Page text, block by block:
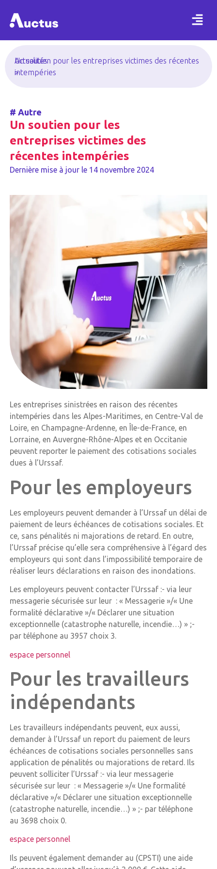
Actualités
>
Un soutien pour les entreprises victimes des récentes
intempéries
# Autre
Un soutien pour les
entreprises victimes des
récentes intempéries
Dernière mise à jour le 14 novembre 2024
Les entreprises sinistrées en raison des récentes
intempéries dans les Alpes-Maritimes, en Centre-Val de
Loire, en Champagne-Ardenne, en Île-de-France, en
Lorraine, en Auvergne-Rhône-Alpes et en Occitanie
peuvent reporter le paiement des cotisations sociales
dues à l’Urssaf.
Pour les employeurs
Les employeurs peuvent demander à l’Urssaf un délai de
paiement de leurs échéances de cotisations sociales. Et
ce, sans pénalités ni majorations de retard. En outre,
l’Urssaf précise qu’elle sera compréhensive à l’égard des
employeurs qui sont dans l’impossibilité temporaire de
réaliser leurs déclarations en raison des inondations.
Les employeurs peuvent contacter l’Urssaf :- via leur
messagerie sécurisée sur leur : « Messagerie »/« Une
formalité déclarative »/« Déclarer une situation
exceptionnelle (catastrophe naturelle, incendie…) » ;-
par téléphone au 3957 choix 3.
espace personnel
Pour les travailleurs
indépendants
Les travailleurs indépendants peuvent, eux aussi,
demander à l’Urssaf un report du paiement de leurs
échéances de cotisations sociales personnelles sans
application de pénalités ou majorations de retard. Ils
peuvent solliciter l’Urssaf :- via leur messagerie
sécurisée sur leur : « Messagerie »/« Une formalité
déclarative »/« Déclarer une situation exceptionnelle
(catastrophe naturelle, incendie…) » ;- par téléphone
au 3698 choix 0.
espace personnel
Ils peuvent également demander au (CPSTI) une aide